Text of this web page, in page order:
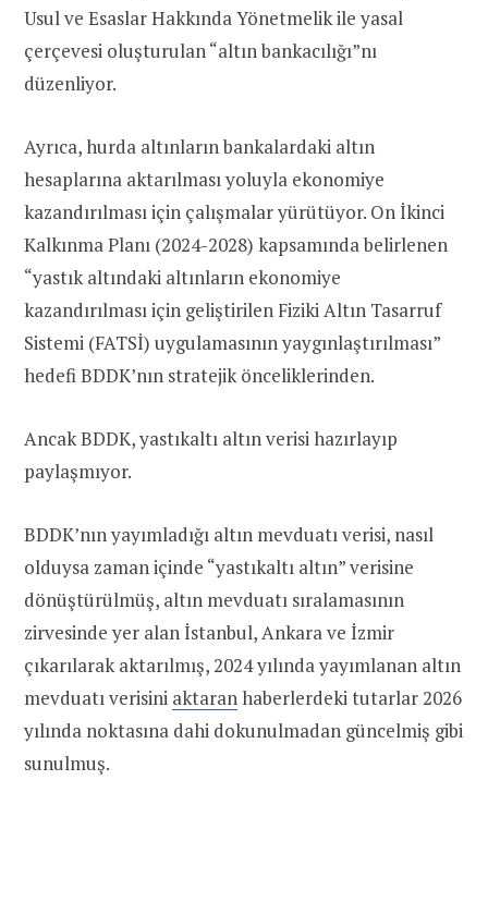
Usul ve Esaslar Hakkında Yönetmelik ile yasal
çerçevesi oluşturulan “altın bankacılığı”nı
düzenliyor.
Ayrıca, hurda altınların bankalardaki altın
hesaplarına aktarılması yoluyla ekonomiye
kazandırılması için çalışmalar yürütüyor. On İkinci
Kalkınma Planı (2024-2028) kapsamında belirlenen
“yastık altındaki altınların ekonomiye
kazandırılması için geliştirilen Fiziki Altın Tasarruf
Sistemi (FATSİ) uygulamasının yaygınlaştırılması”
hedefi BDDK’nın stratejik önceliklerinden.
Ancak BDDK, yastıkaltı altın verisi hazırlayıp
paylaşmıyor.
BDDK’nın yayımladığı altın mevduatı verisi, nasıl
olduysa zaman içinde “yastıkaltı altın” verisine
dönüştürülmüş, altın mevduatı sıralamasının
zirvesinde yer alan İstanbul, Ankara ve İzmir
çıkarılarak aktarılmış, 2024 yılında yayımlanan altın
mevduatı verisini aktaranhaberlerdeki tutarlar 2026
yılında noktasına dahi dokunulmadan güncelmiş gibi
sunulmuş.